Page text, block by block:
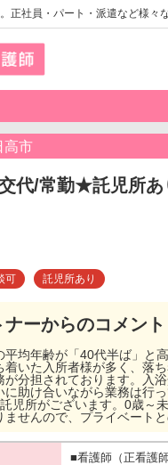
正社員・パート・派遣など様々
高市
交代/常勤★託児
可 託児所あり
ーからのコメント
均年齢が「40代半ば」と
いた入所者様が多く、落ち
分担されております。入
に助け合いながら業務は行
児所がございます。0歳～
せんので、プライベートと
■看護師（正看護